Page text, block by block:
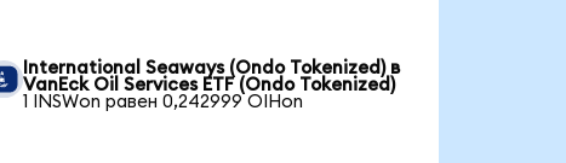
International Seaways (Ondo Tokenized) в
VanEck Oil Services ETF (Ondo Tokenized)
1 INSWon равен 0,242999 OIHon